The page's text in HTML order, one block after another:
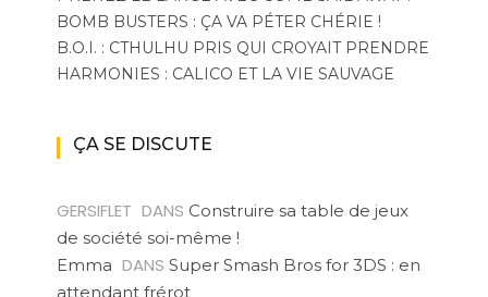
BOMB BUSTERS : ÇA VA PÉTER CHÉRIE !
B.O.I. : CTHULHU PRIS QUI CROYAIT PRENDRE
HARMONIES : CALICO ET LA VIE SAUVAGE
ÇA SE DISCUTE
GERSIFLET DANS Construire sa table de jeux
de société soi-même !
Emma DANS Super Smash Bros for 3DS : en
attendant frérot